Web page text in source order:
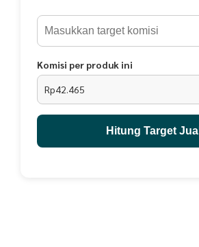
-Cocok sekali untuk Anak Sekolah khusus nya .
Komisi per produk ini
Rp42.465
Hitung Target Jual